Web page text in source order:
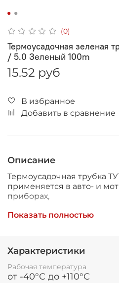
(0)
Термоусадочная зеленая
/ 5.0 Зеленый 100m
15.52 руб
В избранное
Добавить в сравнение
Описание
Термоусадочная трубка
применяется в авто- и
приборах,
при производстве
бандажа проводов,
изоляции и
качестве кожуха.
Показать полностью
Характеристики
Рабочая температура
от -40°С до +110°С